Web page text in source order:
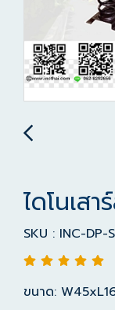
ไดโนเสา
SKU : INC-DP-
ขนาด: